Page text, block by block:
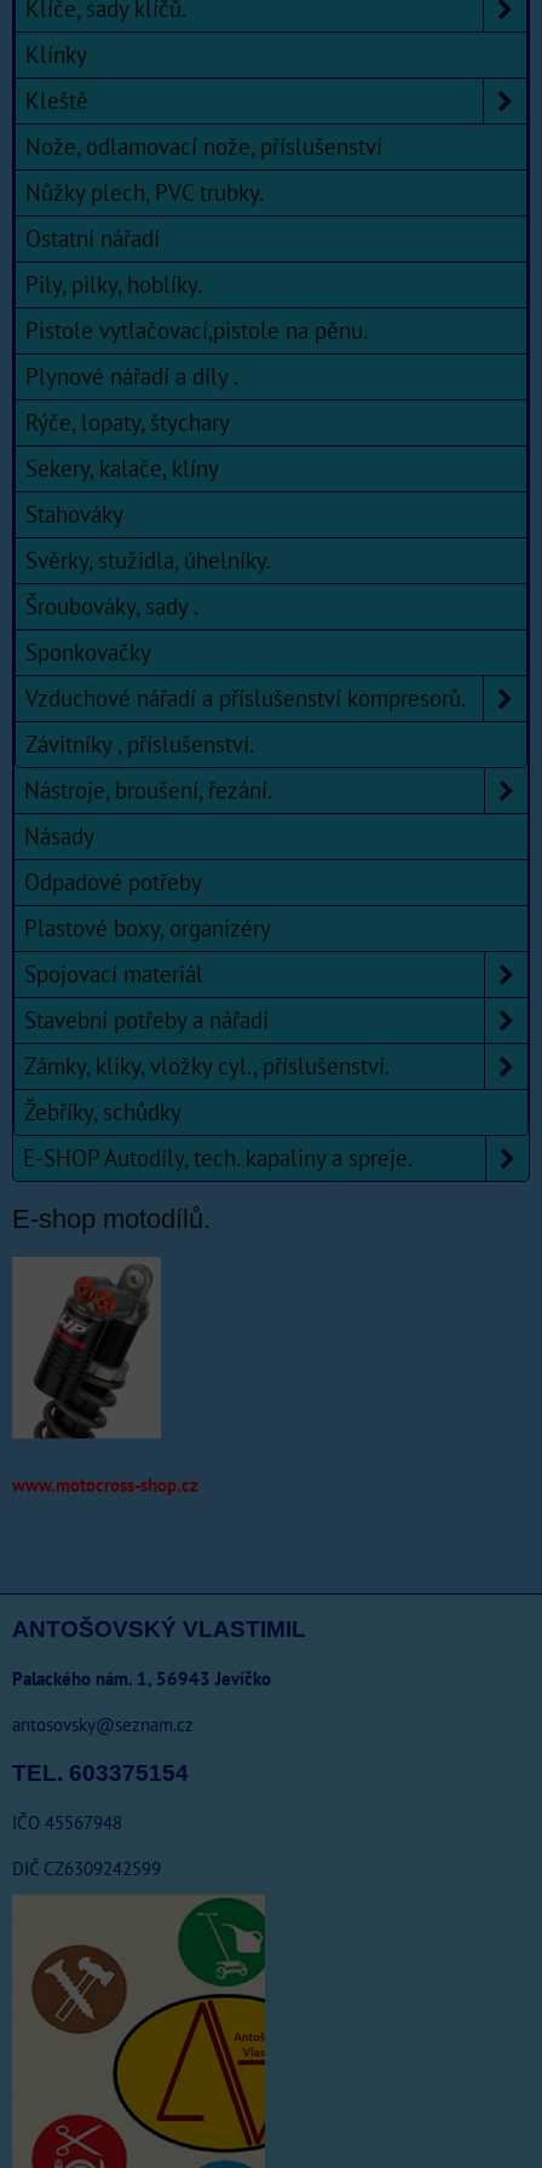
Klíče, sady klíčů.
Klínky
Kleště
Nože, odlamovací nože, příslušenství
Nůžky plech, PVC trubky.
Ostatní nářadí
Pily, pilky, hoblíky.
Pistole vytlačovací,pistole na pěnu.
Plynové nářadí a díly .
Rýče, lopaty, štychary
Sekery, kalače, klíny
Stahováky
Svěrky, stužidla, úhelníky.
Šroubováky, sady .
Sponkovačky
Vzduchové nářadí a příslušenství kompresorů.
Závitníky , příslušenství.
Nástroje, broušení, řezání.
Násady
Odpadové potřeby
Plastové boxy, organizéry
Spojovací materiál
Stavební potřeby a nářadí
Zámky, kliky, vložky cyl., příslušenství.
Žebříky, schůdky
E-SHOP Autodíly, tech. kapaliny a spreje.
E-shop motodílů.
www.motocross-shop.cz
ANTOŠOVSKÝ VLASTIMIL
Palackého nám. 1, 56943 Jevíčko
antosovsky@seznam.cz
TEL. 603375154
IČO 45567948
DIČ CZ6309242599